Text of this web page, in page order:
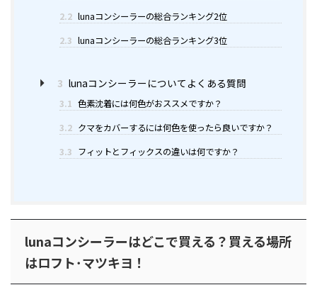
2.2 lunaコンシーラーの総合ランキング2位
2.3 lunaコンシーラーの総合ランキング3位
3 lunaコンシーラーについてよくある質問
3.1 色素沈着には何色がおススメですか？
3.2 クマをカバーするには何色を使ったら良いですか？
3.3 フィットとフィックスの違いは何ですか？
lunaコンシーラーはどこで買える？買える場所
はロフト･マツキヨ！